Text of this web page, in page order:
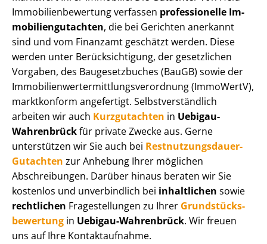
Im­mo­bi­li­en­be­wer­tung verfassen professionelle Im­
mo­bi­li­en­gut­ach­ten, die bei Gerichten anerkannt
sind und vom Finanzamt geschätzt werden. Diese
werden unter Be­rück­sich­ti­gung, der gesetzlichen
Vorgaben, des Baugesetzbuches (BauGB) sowie der
Im­mo­bi­li­en­wert­ermitt­lungs­ver­ord­nung (ImmoWertV),
marktkonform angefertigt. Selbst­ver­ständ­lich
arbeiten wir auch Kurzgutachten in Uebigau-
Wahrenbrückfür private Zwecke aus. Gerne
unterstützen wir Sie auch bei Rest­nut­zungs­dau­er-
Gutachten zur Anhebung Ihrer möglichen
Abschreibungen. Darüber hinaus beraten wir Sie
kostenlos und unverbindlich bei inhaltlichen sowie
rechtlichen Fragestellungen zu Ihrer Grund­stücks­
be­wer­tung in Uebigau-Wahrenbrück. Wir freuen
uns auf Ihre Kontaktaufnahme.